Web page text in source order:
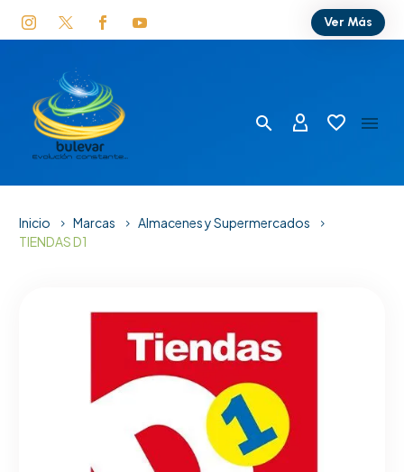
Ver Más
Inicio Marcas
Almacenes y Supermercados
TIENDAS D1